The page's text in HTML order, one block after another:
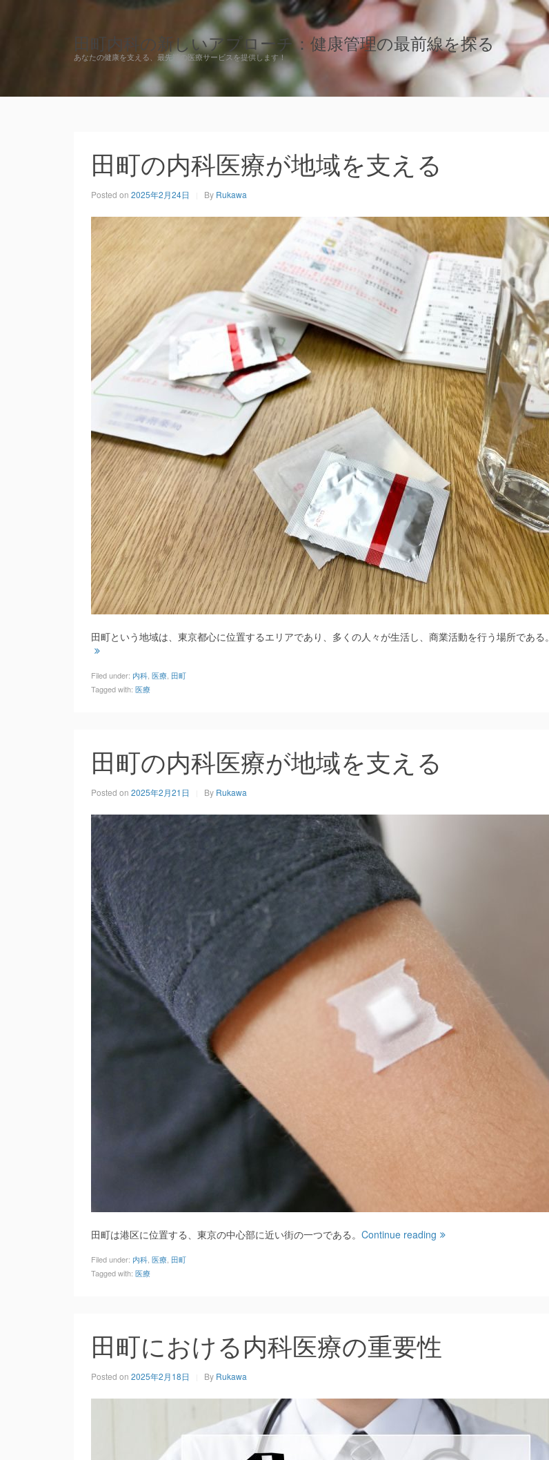
田町内科の新しいアプローチ：健康管理の最前線を探る
あなたの健康を支える、最先端の医療サービスを提供します！
田町の内科医療が地域を支える
Posted on 2025年2月24日 By Rukawa
田町という地域は、東京都心に位置するエリアであり、多くの人々が生活し、商業活動を行う場所である。
Filed under: 内科 医療 田町
Tagged with: 医療
田町の内科医療が地域を支える
Posted on 2025年2月21日 By Rukawa
田町は港区に位置する、東京の中心部に近い街の一つである。 Continue reading
Filed under: 内科 医療 田町
Tagged with: 医療
田町における内科医療の重要性
Posted on 2025年2月18日 By Rukawa